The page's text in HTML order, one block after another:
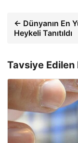
← Dünyanın En
Heykeli Tanıtıldı
Tavsiye Edilen